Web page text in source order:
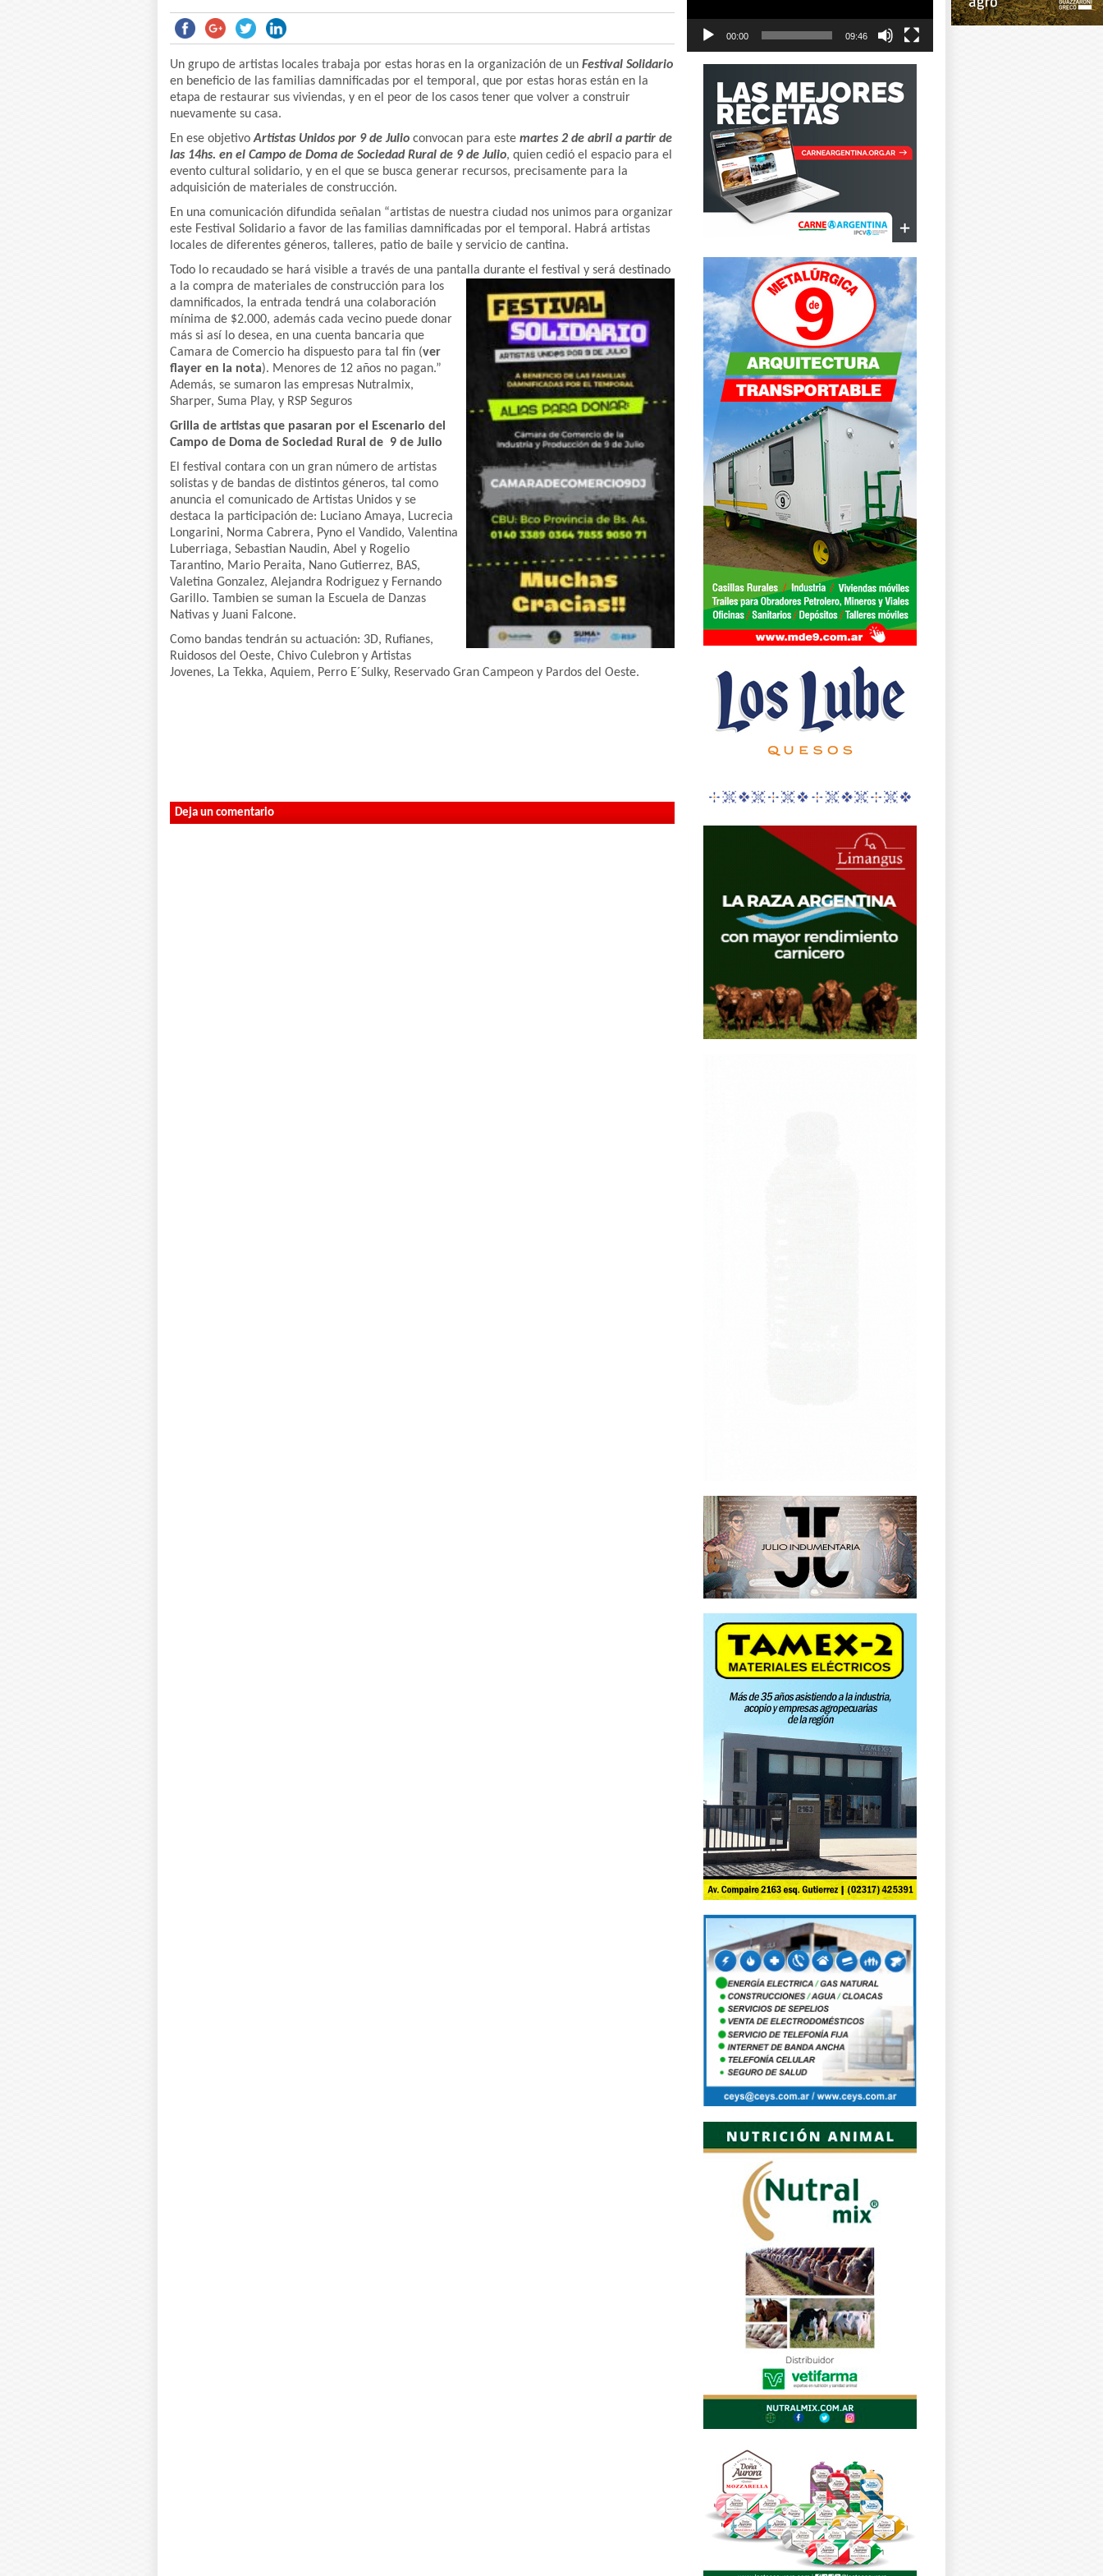
Un grupo de artistas locales trabaja por estas horas en la organización de un Festival Solidario
en beneficio de las familias damnificadas por el temporal, que por estas horas están en la
etapa de restaurar sus viviendas, y en el peor de los casos tener que volver a construir
nuevamente su casa.
En ese objetivoArtistas Unidos por 9 de Julio convocan para este martes 2 de abril a partir de
las 14hs. en el Campo de Doma de Sociedad Rural de 9 de Julio, quien cedió el espacio para el
evento cultural solidario, y en el que se busca generar recursos, precisamente para la
adquisición de materiales de construcción.
En una comunicación difundida señalan “artistas de nuestra ciudad nos unimos para organizar
este Festival Solidario a favor de las familias damnificadas por el temporal. Habrá artistas
locales de diferentes géneros, talleres, patio de baile y servicio de cantina.
Todo lo recaudado se hará visible a través de una pantalla durante el festival y será destinado
a la compra de materiales de construcción para los
damnificados, la entrada tendrá una colaboración
mínima de $2.000, además cada vecino puede donar
más si así lo desea, en una cuenta bancaria que
Camara de Comercio ha dispuesto para tal fin (ver
flayer en la nota). Menores de 12 años no pagan.”
Además, se sumaron las empresas Nutralmix,
Sharper, Suma Play, y RSP Seguros
Grilla de artistas que pasaran por el Escenario del
Campo de Doma de Sociedad Rural de 9 de Julio
El festival contara con un gran número de artistas
solistas y de bandas de distintos géneros, tal como
anuncia el comunicado de Artistas Unidos y se
destaca la participación de: Luciano Amaya, Lucrecia
Longarini, Norma Cabrera, Pyno el Vandido, Valentina
Luberriaga, Sebastian Naudin, Abel y Rogelio
Tarantino, Mario Peraita, Nano Gutierrez, BAS,
Valetina Gonzalez, Alejandra Rodriguez y Fernando
Garillo. Tambien se suman la Escuela de Danzas
Nativas y Juani Falcone.
Como bandas tendrán su actuación: 3D, Rufianes,
Ruidosos del Oeste, Chivo Culebron y Artistas
Jovenes, La Tekka, Aquiem, Perro E´Sulky, Reservado Gran Campeon y Pardos del Oeste.
Deja un comentario
00:00 09:46